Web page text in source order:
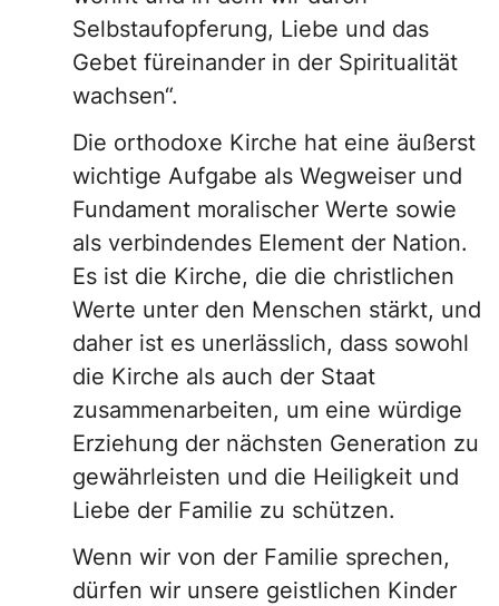
Selbstaufopferung, Liebe und das
Gebet füreinander in der Spiritualität
wachsen“.
Die orthodoxe Kirche hat eine äußerst
wichtige Aufgabe als Wegweiser und
Fundament moralischer Werte sowie
als verbindendes Element der Nation.
Es ist die Kirche, die die christlichen
Werte unter den Menschen stärkt, und
daher ist es unerlässlich, dass sowohl
die Kirche als auch der Staat
zusammenarbeiten, um eine würdige
Erziehung der nächsten Generation zu
gewährleisten und die Heiligkeit und
Liebe der Familie zu schützen.
Wenn wir von der Familie sprechen,
dürfen wir unsere geistlichen Kinder